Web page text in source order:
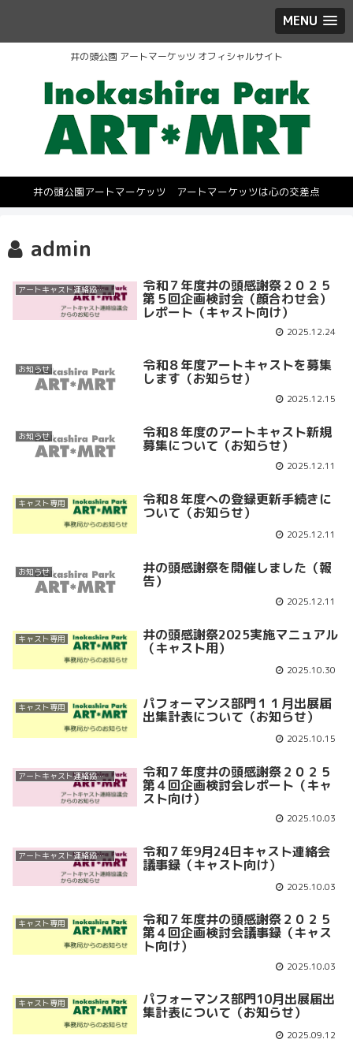
MENU
井の頭公園 アートマーケッツ オフィシャルサイト
井の頭公園アートマーケッツ アートマーケッツは心の交差点
admin
アートキャスト連絡協議会 令和７年度井の頭感謝祭２０２５
第５回企画検討会（顔合わせ会）
レポート（キャスト向け）
2025.12.24
お知らせ 令和８年度アートキャストを募集
します（お知らせ）
2025.12.15
お知らせ 令和８年度のアートキャスト新規
募集について（お知らせ）
2025.12.11
キャスト専用 令和８年度への登録更新手続きに
ついて（お知らせ）
2025.12.11
お知らせ 井の頭感謝祭を開催しました（報
告）
2025.12.11
キャスト専用 井の頭感謝祭2025実施マニュアル
（キャスト用）
2025.10.30
キャスト専用 パフォーマンス部門１１月出展届
出集計表について（お知らせ）
2025.10.15
アートキャスト連絡協議会 令和７年度井の頭感謝祭２０２５
第４回企画検討会レポート（キャ
スト向け）
2025.10.03
アートキャスト連絡協議会 令和７年9月24日キャスト連絡会
議事録（キャスト向け）
2025.10.03
キャスト専用 令和７年度井の頭感謝祭２０２５
第４回企画検討会議事録（キャス
ト向け）
2025.10.03
キャスト専用 パフォーマンス部門10月出展届出
集計表について（お知らせ）
2025.09.12